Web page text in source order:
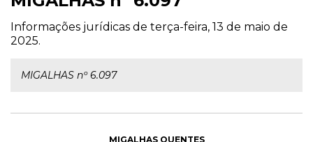
Informações jurídicas de terça-feira, 13 de maio de
2025.
MIGALHAS nº 6.097
MIGALHAS QUENTES